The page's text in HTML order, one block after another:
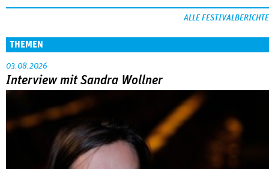
ALLE FESTIVALBERICHTE
THEMEN
03.08.2026
Interview mit Sandra Wollner